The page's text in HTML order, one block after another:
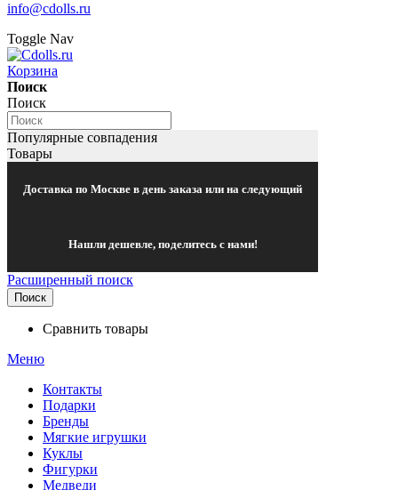
info@cdolls.ru
Toggle Nav
Корзина
Поиск
Поиск
Популярные совпадения
Товары
Доставка по Москве в день заказа или на следующий
Нашли дешевле, поделитесь с нами!
Расширенный поиск
Поиск
Сравнить товары
Меню
Контакты
Подарки
Бренды
Мягкие игрушки
Куклы
Фигурки
Медведи